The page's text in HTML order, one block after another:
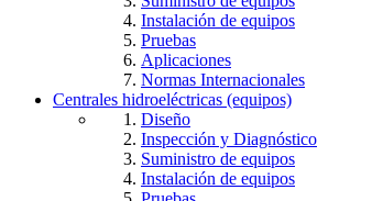
Instalación de equipos
Pruebas
Aplicaciones
Normas Internacionales
Centrales hidroeléctricas (equipos)
Diseño
Inspección y Diagnóstico
Suministro de equipos
Instalación de equipos